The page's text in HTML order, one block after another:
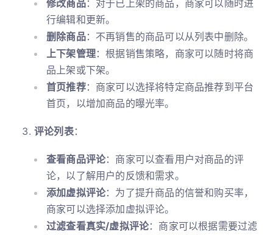
修改商品：对于已上架的商品，商家可以随时进
行编辑和更新。
删除商品：不再销售的商品可以从列表中删除。
上下架管理：根据销售策略，商家可以随时将商
品上架或下架。
首页推荐：商家可以选择将特定商品推荐到平台
首页，以增加商品的曝光率。
评论列表：
查看商品评论：商家可以查看用户对商品的评
论，以了解用户的反馈和需求。
添加虚拟评论：为了提升商品的信誉和购买率，
商家可以选择添加虚拟评论。
过滤查看真实/虚拟评论：商家可以根据需要过滤